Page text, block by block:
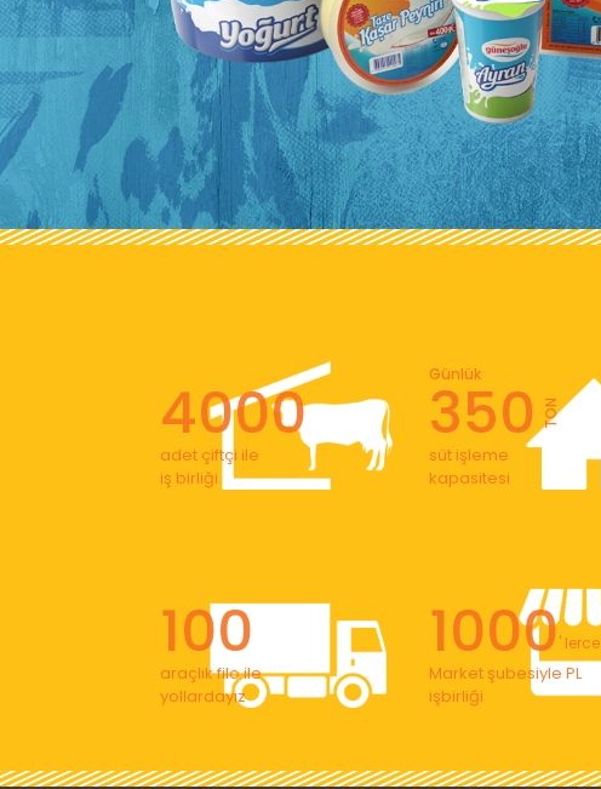
4000
adet çiftçi ile
iş birliği
350
Günlük
TON
süt işleme
kapasitesi
100
araçlık filo ile
yollardayız
1000' lerce
Market şubesiyle PL
işbirliği